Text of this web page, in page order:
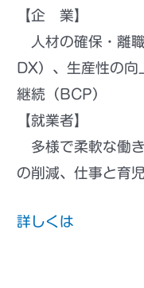
【企 業】
人材の確保・離
DX）、生産性の向
継続（BCP）
【就業者】
多様で柔軟な働
の削減、仕事と育
詳しくは